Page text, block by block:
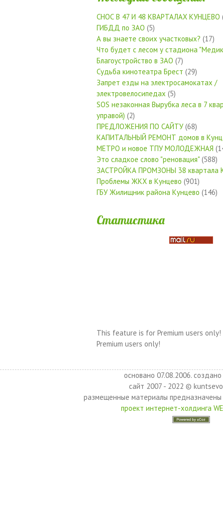
СНОС В 47 И 48 КВАРТАЛАХ КУНЦЕВО
ГИБДД по ЗАО (5)
А вы знаете своих участковых? (17)
Что будет с лесом у стадиона
Благоустройство в ЗАО (7)
Судьба кинотеатра Брест (29)
Запрет езды на электросамокатах /
электровелосипедах (5)
SOS незаконная Вырубка леса в 7
управой) (2)
ПРЕДЛОЖЕНИЯ ПО САЙТУ(68)
КАПИТАЛЬНЫЙ РЕМОНТ домов в
МЕТРО и новое ТПУ МОЛОДЕЖНАЯ
Это сладкое слово "реновация" (588)
ЗАСТРОЙКА ПРОМЗОНЫ 38 квартала
Проблемы ЖКХ в Кунцево (901)
ГБУ Жилищник района Кунцево (146)
Статистика
This feature is for Premium users only!
Premium users only!
основано 07.08.2006.
сайт 2007 - 2022 ©
размещенные материалы
проект интернет-холдинга